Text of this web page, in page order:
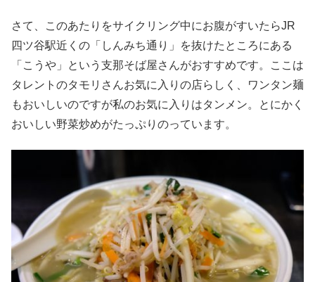
さて、このあたりをサイクリング中にお腹がすいたらJR
四ツ谷駅近くの「しんみち通り」を抜けたところにある
「こうや」という支那そば屋さんがおすすめです。ここは
タレントのタモリさんお気に入りの店らしく、ワンタン麺
もおいしいのですが私のお気に入りはタンメン。とにかく
おいしい野菜炒めがたっぷりのっています。